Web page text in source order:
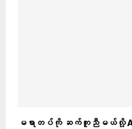
မရာတပ်ကို ဆက်ကူညီမယ်လို့ AA